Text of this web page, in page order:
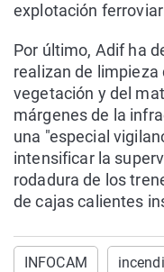
explotación
Por último, Adif ha
realizan de
vegetación y del
márgenes de la
una "especial
intensificar la
rodadura de los
de cajas calientes
INFOCAM